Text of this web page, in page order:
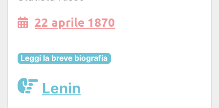
22 aprile 1870
Leggi la breve biografia
Lenin